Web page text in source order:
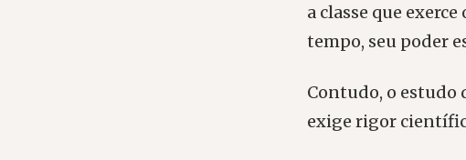
a classe que
tempo, seu poder
Contudo, o estudo
exige rigor